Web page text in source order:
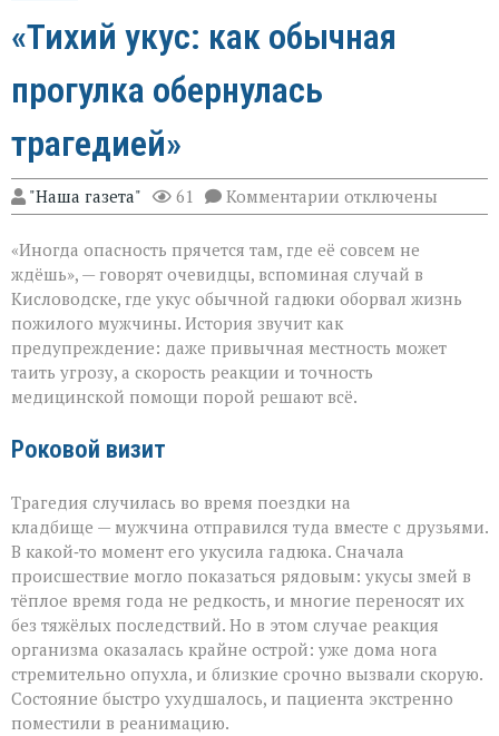
«Тихий укус: как обычная
прогулка обернулась
трагедией»
"Наша газета" 61 Комментарии к
записи
укус:
как
обычная
прогулка
обернулась
трагедией»
отключены
«Иногда опасность прячется там, где её совсем не
ждёшь», — говорят очевидцы, вспоминая случай в
Кисловодске, где укус обычной гадюки оборвал жизнь
пожилого мужчины. История звучит как
предупреждение: даже привычная местность может
таить угрозу, а скорость реакции и точность
медицинской помощи порой решают всё.
Роковой визит
Трагедия случилась во время поездки на
кладбище — мужчина отправился туда вместе с друзьями.
В какой‑то момент его укусила гадюка. Сначала
происшествие могло показаться рядовым: укусы змей в
тёплое время года не редкость, и многие переносят их
без тяжёлых последствий. Но в этом случае реакция
организма оказалась крайне острой: уже дома нога
стремительно опухла, и близкие срочно вызвали скорую.
Состояние быстро ухудшалось, и пациента экстренно
поместили в реанимацию.